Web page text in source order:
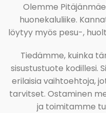
Olemme
huonekaluliike.
löytyy myös pesu-,
Tiedämme, kuinka
sisustustuote kodillesi.
erilaisia vaihtoehtoja,
tarvitset. Ostaminen
ja toimitamme